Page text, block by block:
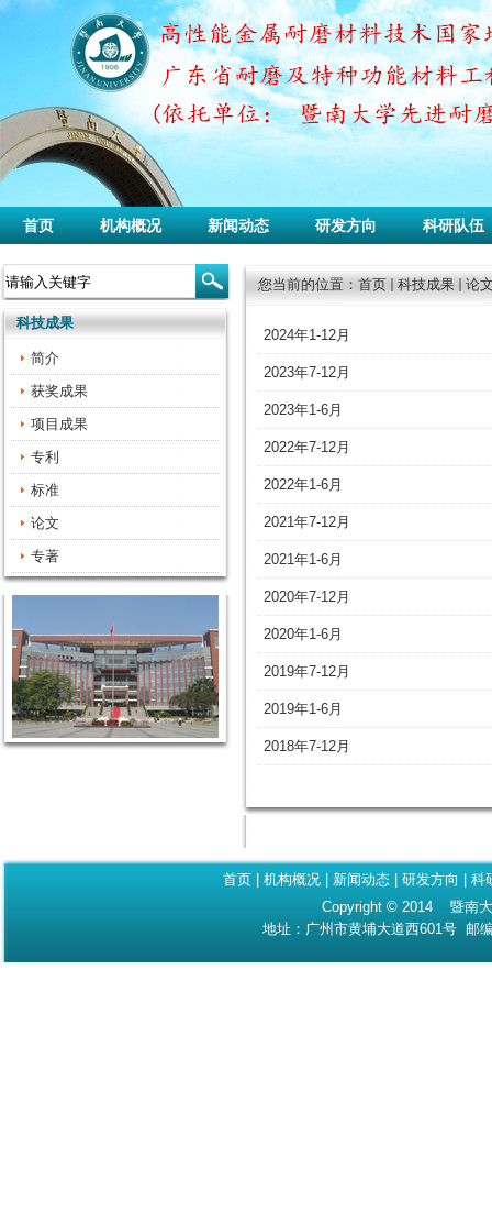
首页 机构概况 新闻动态 研发方向 科研队伍
科技成果
简介
获奖成果
项目成果
专利
标准
论文
专著
您当前的位置： 首页 科技成果 论
2024年1-12月
2023年7-12月
2023年1-6月
2022年7-12月
2022年1-6月
2021年7-12月
2021年1-6月
2020年7-12月
2020年1-6月
2019年7-12月
2019年1-6月
2018年7-12月
首页 |机构概况 新闻动态 |研发方向 |科
Copyright © 2014 暨南
地址：广州市黄埔大道西601号 邮